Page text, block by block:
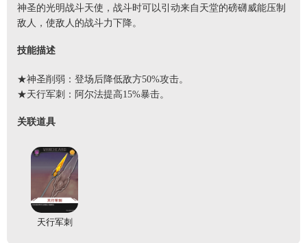
神圣的光明战斗天使，战斗时可以引动来自天堂的磅礴威能压制
敌人，使敌人的战斗力下降。
技能描述
★神圣削弱：登场后降低敌方50%攻击。
★天行军刺：阿尔法提高15%暴击。
关联道具
天行军刺